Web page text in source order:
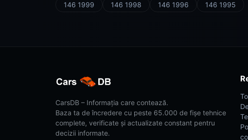
146 1999 146 1998 146 1996 146 1995
CarsDB – Informația care contează.
Baza ta de încredere cu peste 65.000 de fișe tehnice
complete, verificate și actualizate constant pentru
decizii informate.